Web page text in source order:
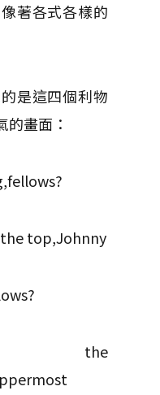
著各式各樣的
是這四個利物
的畫面：
the top,Johnny
the